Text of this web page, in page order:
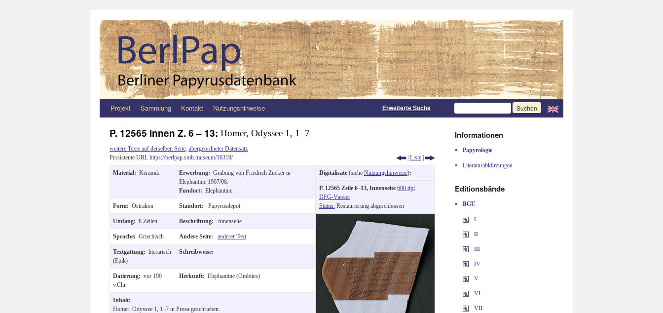
Zum
springen
Projekt Sammlung Kontakt Nutzungshinweise Erweiterte Suche
P. 12565 innen Z. 6 – 13: Homer, Odyssee 1, 1–7
weitere Texte auf derselben Seite übergeordneter Datensatz
Persistente URL https://berlpap.smb.museum/16319/ | Liste |
Material: Keramik Erwerbung: Grabung von Friedrich Zucker in
Elephantine 1907/08.
Fundort: Elephantine
Form: Ostrakon Standort: Papyrusdepot
Umfang: 8 Zeilen Beschriftung: Innenseite
Sprache: Griechisch Andere Seite: anderer Text
Textgattung: literarisch
(Epik)
Schreibweise:
Datierung: vor 190
v.Chr.
Herkunft: Elephantine (Ombites)
Inhalt:
Homer, Odyssee 1, 1–7 in Prosa geschrieben.
Digitalisate (siehe Nutzungshinweise):
P. 12565 Zeile 6–13, Innenseite 600 dpi
DFG-Viewer
Status: Restaurierung abgeschlossen
Informationen
Papyrologie
Literaturabkürzungen
Editionsbände
BGU
I
II
III
IV
V
VI
VII